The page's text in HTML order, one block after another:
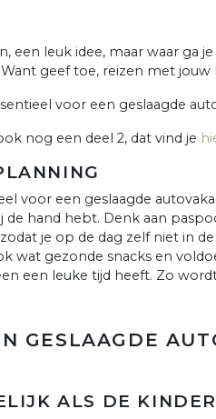
een leuk idee, maar waar ga
geef toe, reizen met
voor een geslaagde
nog een deel 2, dat vind je
voor een geslaagde
de hand hebt. Denk aan
je op de dag zelf niet in
wat gezonde snacks en
een leuke tijd heeft. Zo
GESLAAGDE
ALS DE